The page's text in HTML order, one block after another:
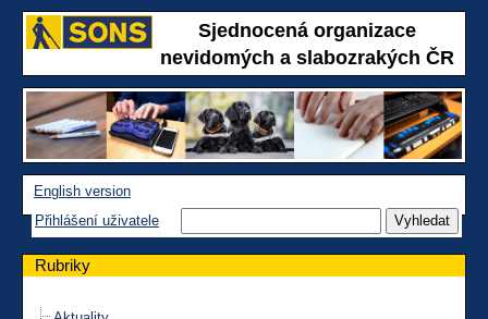
Sjednocená organizace
nevidomých a slabozrakých ČR
English version
Přihlášení uživatele
Rubriky